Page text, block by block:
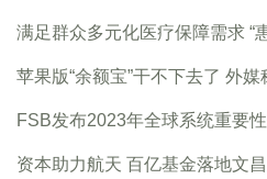
满足群众多元化医疗保障需求 “
苹果版“余额宝”干不下去了 外
FSB发布2023年全球系统重要
资本助力航天 百亿基金落地文昌